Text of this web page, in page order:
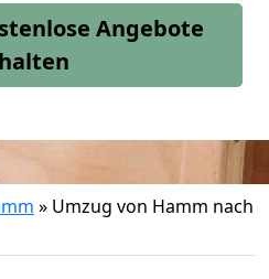
Angebote
» Umzug von Hamm nach